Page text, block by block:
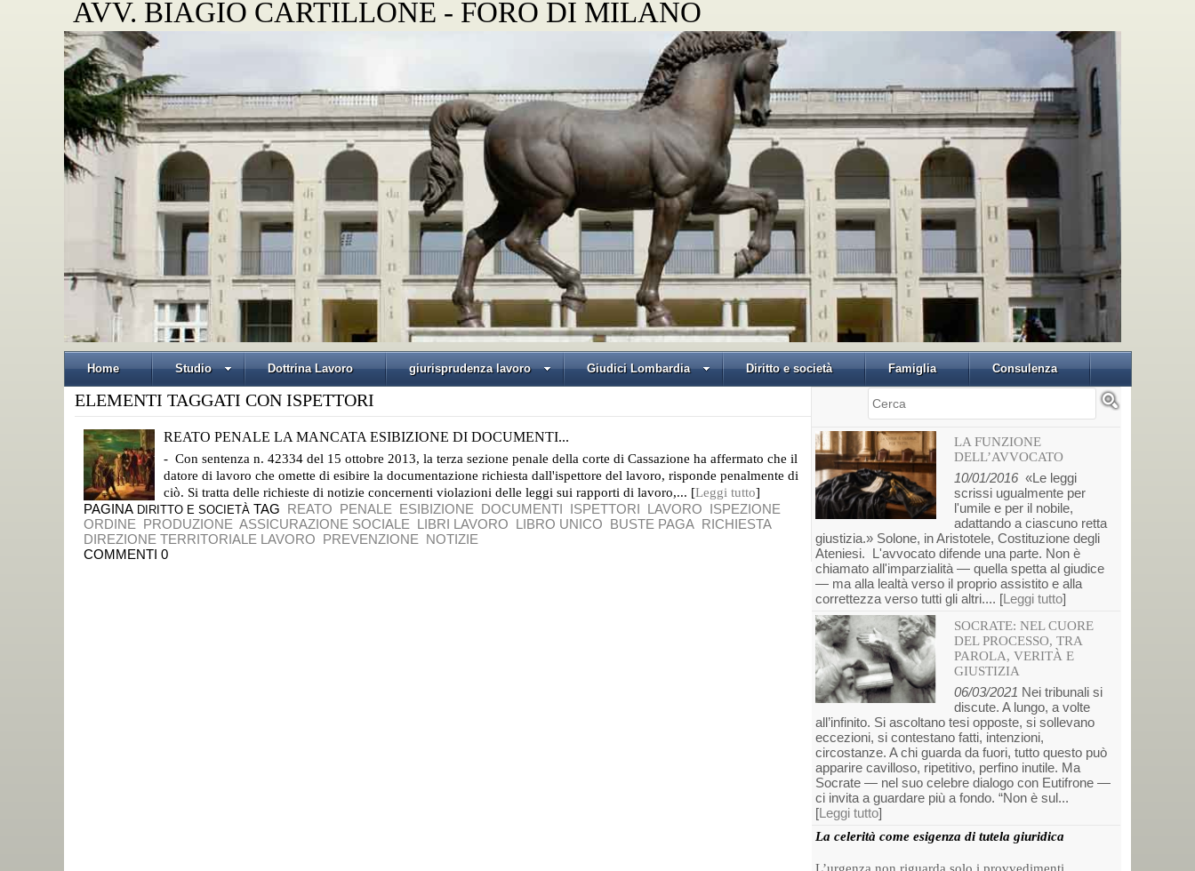
AVV. BIAGIO CARTILLONE - FORO DI MILANO
Home Studio Dottrina Lavoro giurisprudenza lavoro Giudici Lombardia Diritto e società Famiglia Consulenza
ELEMENTI TAGGATI CON ISPETTORI
REATO PENALE LA MANCATA ESIBIZIONE DI DOCUMENTI...
- Con sentenza n. 42334 del 15 ottobre 2013, la terza sezione penale della corte di Cassazione ha affermato che il
datore di lavoro che omette di esibire la documentazione richiesta dall'ispettore del lavoro, risponde penalmente di
ciò. Si tratta delle richieste di notizie concernenti violazioni delle leggi sui rapporti di lavoro,... [Leggi tutto]
PAGINA DIRITTO E SOCIETÀ TAG REATO PENALE ESIBIZIONE DOCUMENTI ISPETTORI LAVORO ISPEZIONE
ORDINE PRODUZIONE ASSICURAZIONE SOCIALE LIBRI LAVORO LIBRO UNICO BUSTE PAGA RICHIESTA
DIREZIONE TERRITORIALE LAVORO PREVENZIONE NOTIZIE
COMMENTI 0
Cerca
LA FUNZIONE
DELL’AVVOCATO
10/01/2016«Le leggi
scrissi ugualmente per
l'umile e per il nobile,
adattando a ciascuno retta
giustizia.» Solone, in Aristotele, Costituzione degli
Ateniesi. L'avvocato difende una parte. Non è
chiamato all'imparzialità — quella spetta al giudice
— ma alla lealtà verso il proprio assistito e alla
correttezza verso tutti gli altri.... [Leggi tutto]
SOCRATE: NEL CUORE
DEL PROCESSO, TRA
PAROLA, VERITÀ E
GIUSTIZIA
06/03/2021 Nei tribunali si
discute. A lungo, a volte
all’infinito. Si ascoltano tesi opposte, si sollevano
eccezioni, si contestano fatti, intenzioni,
circostanze. A chi guarda da fuori, tutto questo può
apparire cavilloso, ripetitivo, perfino inutile. Ma
Socrate — nel suo celebre dialogo con Eutifrone —
ci invita a guardare più a fondo. “Non è sul...
[Leggi tutto]
La celerità come esigenza di tutela giuridica